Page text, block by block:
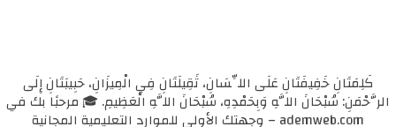
كَلِمَتَانِ خَفِيفَتَانِ عَلَى اللِّسَانِ، ثَقِيلَتَانِ فِي الْمِيزَانِ، حَبِيبَتَانِ إِلَى
الرَّحْمَنِ: سُبْحَانَ اللَّهِ وَبِحَمْدِهِ، سُبْحَانَ اللَّهِ الْعَظِيمِ. 🎓 مرحبًا بك في
ademweb.com – وجهتك الأولى للموارد التعليمية المجانية